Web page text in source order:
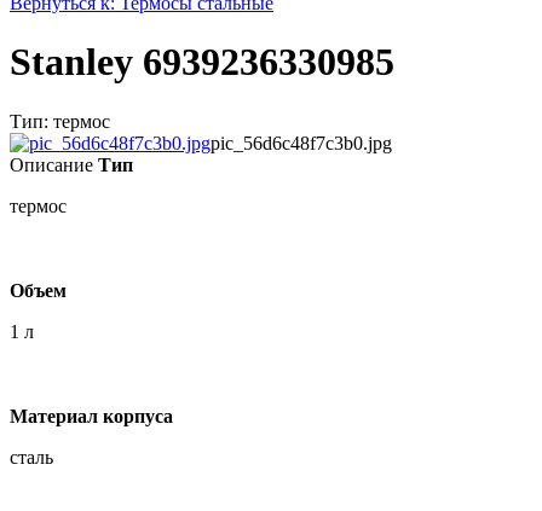
Stanley 6939236330985
Тип: термос
pic_56d6c48f7c3b0.jpg
Описание Тип
термос
Объем
1 л
Материал корпуса
сталь